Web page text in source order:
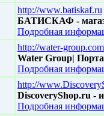
http://www.batiskaf.ru
БАТИСКАФ -
Подробная
http://water-
Water Group|
Подробная
http://
DiscoveryShop.ru -
Подробная